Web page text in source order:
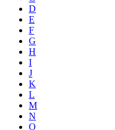
D
E
F
G
H
I
J
K
L
M
N
O